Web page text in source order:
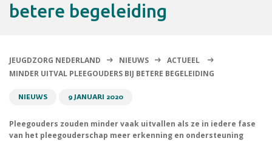
Contact
betere begeleiding
JEUGDZORG NEDERLAND NIEUWS
ACTUEEL
MINDER UITVAL PLEEGOUDERS BIJ BETERE BEGELEIDING
NIEUWS 9 JANUARI 2020
Pleegouders zouden minder vaak uitvallen als ze in iedere fase
van het pleegouderschap meer erkenning en ondersteuning